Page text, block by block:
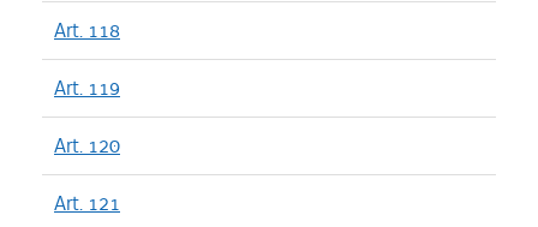
Art. 118
Art. 119
Art. 120
Art. 121